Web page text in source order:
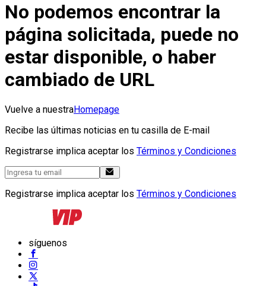
No podemos encontrar la
página solicitada, puede no
estar disponible, o haber
cambiado de URL
Vuelve a nuestraHomepage
Recibe las últimas noticias en tu casilla de E-mail
Registrarse implica aceptar los Términos y Condiciones
Registrarse implica aceptar los Términos y Condiciones
síguenos